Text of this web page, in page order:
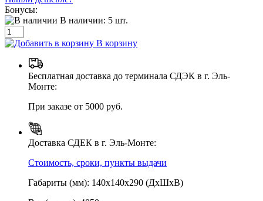
Бонусы:
В наличии: 5 шт.
В корзину
Бесплатная доставка до терминала СДЭК в г. Эль-
Монте:
При заказе от 5000 руб.
Доставка СДЕК в г. Эль-Монте:
Стоимость, сроки, пункты выдачи
Габариты (мм): 140х140х290 (ДхШхВ)